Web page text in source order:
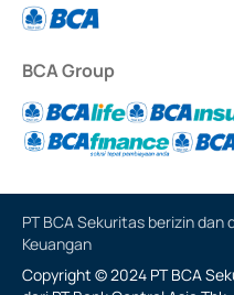
BCA Group
PT BCA Sekuritas berizin dan
Keuangan
Copyright © 2024 PT BCA